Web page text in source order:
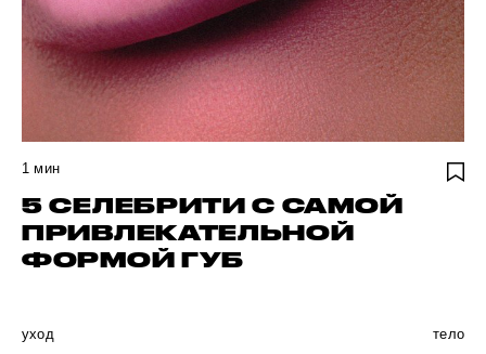
1 мин
5 СЕЛЕБРИТИ С САМОЙ
ПРИВЛЕКАТЕЛЬНОЙ
ФОРМОЙ ГУБ
уход тело